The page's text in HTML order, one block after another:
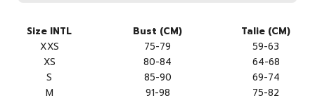
Size INTL Bust (CM)
Talie (CM)
XXS
75-79
59-63
XS
80-84
64-68
S
85-90
69-74
M
91-98
75-82